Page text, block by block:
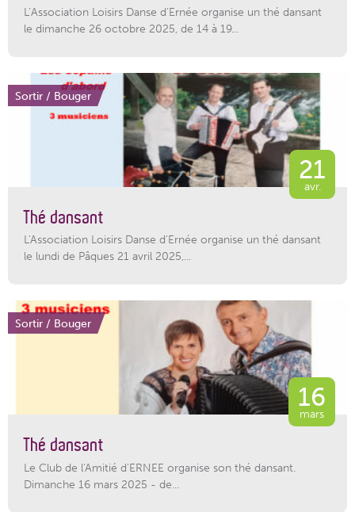
L’Association Loisirs Danse d’Ernée organise un thé dansant
le dimanche 26 octobre 2025, de 14 à 19...
Sortir / Bouger
21
avr.
Thé dansant
L'Association Loisirs Danse d'Ernée organise un thé dansant
le lundi de Pâques 21 avril 2025,...
Sortir / Bouger
16
mars
Thé dansant
Le Club de l'Amitié d'ERNEE organise son thé dansant.
Dimanche 16 mars 2025 - de...